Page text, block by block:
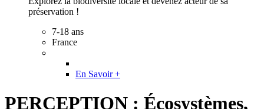
préservation !
7-18 ans
France
En Savoir +
PERCEPTION : Écosystèmes,